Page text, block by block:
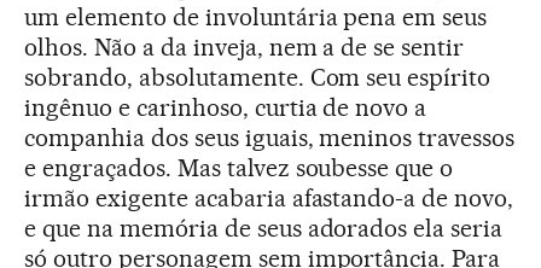
um elemento de involuntária pena em seus
olhos. Não a da inveja, nem a de se sentir
sobrando, absolutamente. Com seu espírito
ingênuo e carinhoso, curtia de novo a
companhia dos seus iguais, meninos travessos
e engraçados. Mas talvez soubesse que o
irmão exigente acabaria afastando-a de novo,
e que na memória de seus adorados ela seria
só outro personagem sem importância. Para